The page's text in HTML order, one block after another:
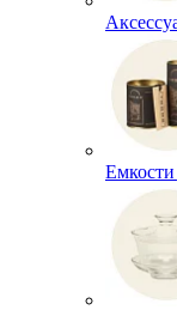
Емкости